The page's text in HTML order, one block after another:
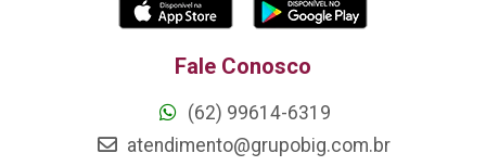
Fale Conosco
(62) 99614-6319
atendimento@grupobig.com.br